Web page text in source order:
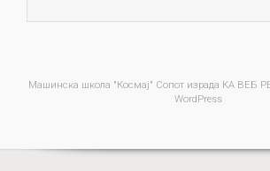
Машинска школа "Космај" Сопот израда КА ВЕБ
WordPress